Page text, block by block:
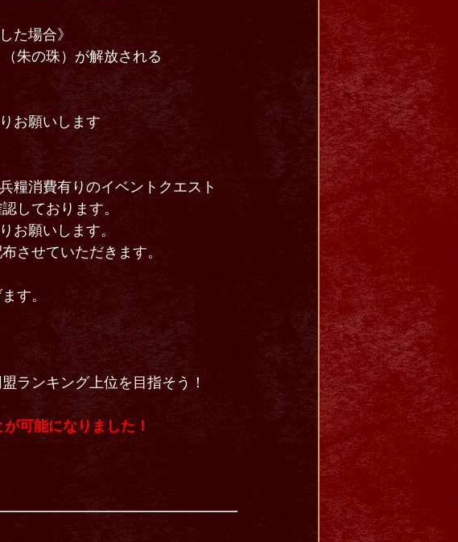
た場合》
朱の珠）が解放される
お願いします
糧消費有りのイベントクエスト
しております。
お願いします。
させていただきます。
す。
ランキング上位を目指そう！
可能になりました！